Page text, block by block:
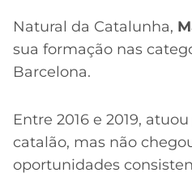
Natural da Catalunha,
sua formação nas
Barcelona.
Entre 2016 e 2019,
catalão, mas não
oportunidades